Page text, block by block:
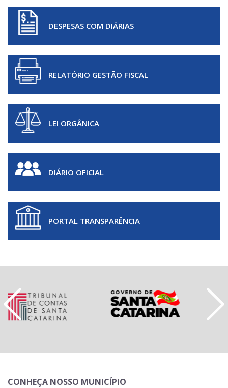
DESPESAS COM DIÁRIAS
RELATÓRIO GESTÃO FISCAL
LEI ORGÂNICA
DIÁRIO OFICIAL
PORTAL TRANSPARÊNCIA
CONHEÇA NOSSO MUNICÍPIO